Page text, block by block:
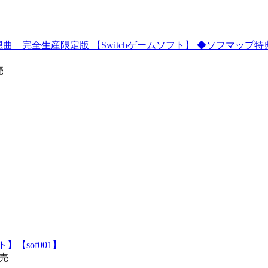
曲 完全生産限定版 【Switchゲームソフト】 ◆ソフマップ特
【sof001】